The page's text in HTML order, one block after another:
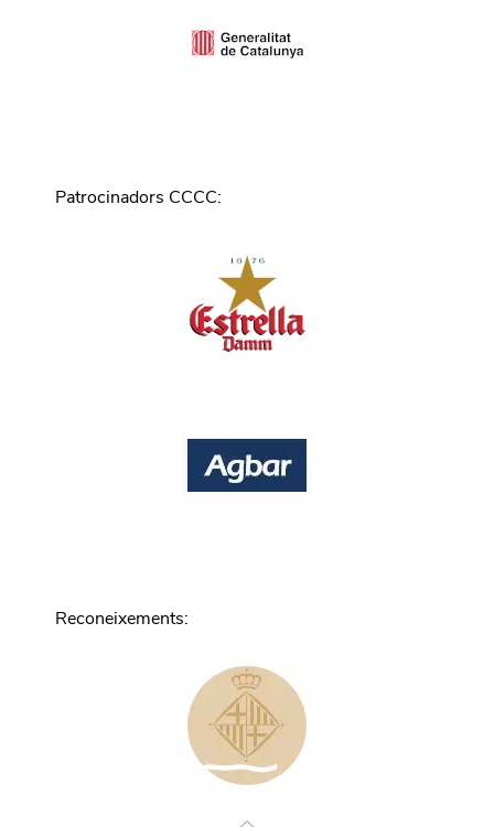
Patrocinadors CCCC:
Reconeixements: